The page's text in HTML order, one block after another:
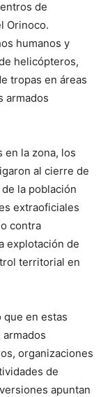
de
Orinoco.
humanos y
helicópteros,
tropas en áreas
armados
en la zona, los
al cierre de
la población
extraoficiales
contra
explotación de
territorial en
que en estas
organizaciones
de
apuntan